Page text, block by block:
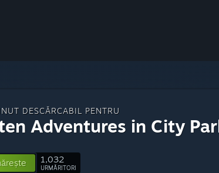
DESCĂRCABIL PENTRU
Adventures in City
1,032
URMĂRITORI